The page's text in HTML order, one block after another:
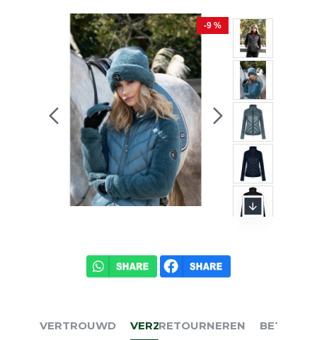
-9 %
VERTROUWD VERZENDEN
RETOURNEREN BETALEN